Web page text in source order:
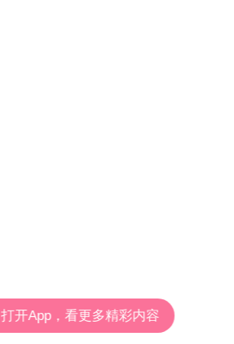
打开App，看更多精彩内容